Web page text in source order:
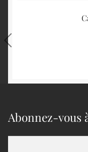
Abonnez-vous